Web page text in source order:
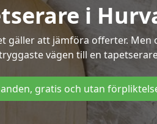
i
gäller att jämföra offerter.
vägen till en
gratis och utan